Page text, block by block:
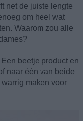
net de juiste lengte
om heel wat
Waarom zou alle
beetje product en
naar één van beide
maken voor